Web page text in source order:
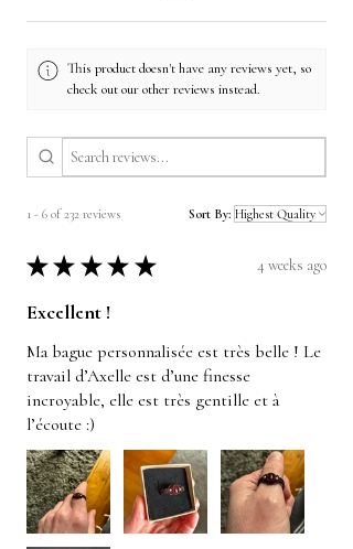
This product doesn't have any reviews yet, so
check out our other reviews instead.
1 - 6 of 232 reviews Sort By:
★ ★ ★ ★ ★ 4 weeks ago
Excellent !
Ma bague personnalisée est très belle ! Le
travail d’Axelle est d’une finesse
incroyable, elle est très gentille et à
l’écoute :)